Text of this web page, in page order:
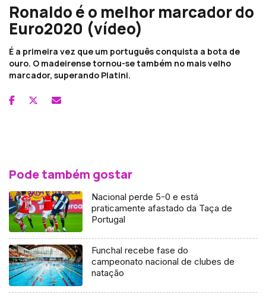
Ronaldo é o melhor marcador do
Euro2020 (vídeo)
É a primeira vez que um português conquista a bota de
ouro. O madeirense tornou-se também no mais velho
marcador, superando Platini.
Pode também gostar
Nacional perde 5-0 e está
praticamente afastado da Taça de
Portugal
Funchal recebe fase do
campeonato nacional de clubes de
natação